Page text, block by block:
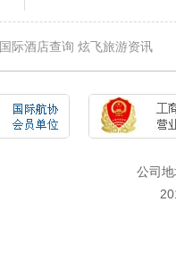
国际酒店查询 炫飞旅游资讯
公司